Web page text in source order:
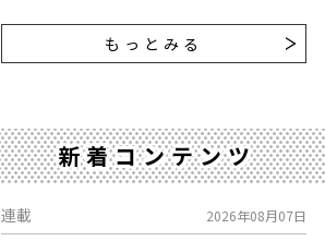
もっとみる
新着コンテンツ
連載 2026年08月07日